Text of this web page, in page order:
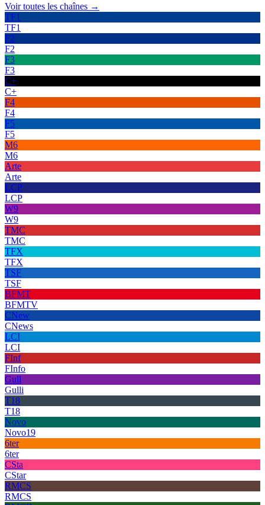
Voir toutes les chaînes →
TF1
TF1
F2
F2
F3
F3
C+
C+
F4
F4
F5
F5
M6
M6
Arte
Arte
LCP
LCP
W9
W9
TMC
TMC
TFX
TFX
TSF
TSF
BFMT
BFMTV
CNew
CNews
LCI
LCI
FInf
FInfo
Gull
Gulli
T18
T18
Novo
Novo19
6ter
6ter
CSta
CStar
RMCS
RMCS